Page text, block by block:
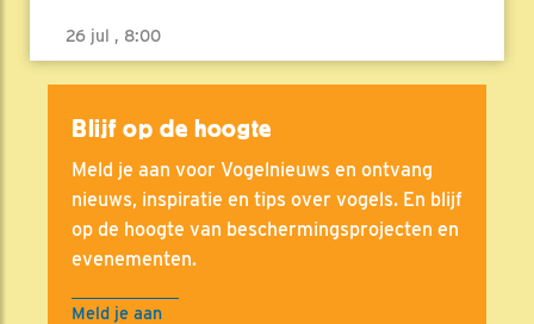
26 jul , 8:00
Blijf op de hoogte
Meld je aan voor Vogelnieuws en ontvang
nieuws, inspiratie en tips over vogels. En blijf
op de hoogte van beschermingsprojecten en
evenementen.
Meld je aan